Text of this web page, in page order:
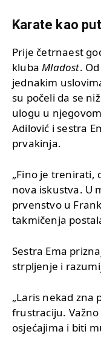
Karate kao
Prije četrnaest
kluba Mladost.
jednakim
su počeli da se
ulogu u
Adilović i sestra
prvakinja.
„Fino je trenirati,
nova iskustva. U
prvenstvo u
takmičenja
Sestra Ema
strpljenje i
„Laris nekad zna
frustraciju.
osjećajima i biti